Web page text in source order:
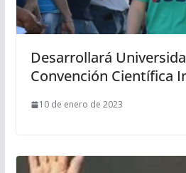
Desarrollará
Convención Científica
10 de enero de 2023